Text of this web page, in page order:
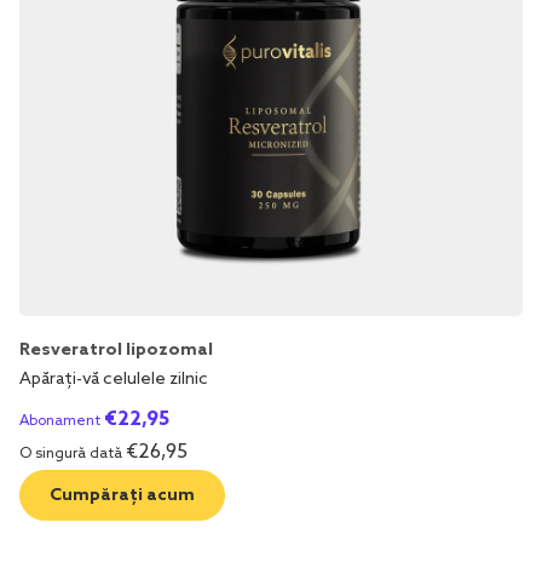
Resveratrol lipozomal
Apărați-vă celulele zilnic
Abonament €22,95
O singură dată €26,95
Cumpărați acum